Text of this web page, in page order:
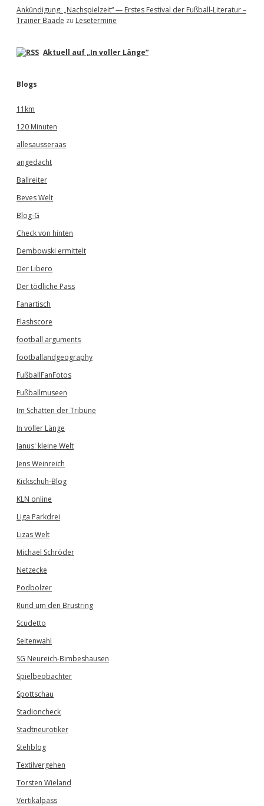
Ankündigung: „Nachspielzeit“ — Erstes Festival der Fußball-Literatur –
Trainer Baade zu Lesetermine
Aktuell auf „In voller Länge“
Blogs
11km
120 Minuten
allesausseraas
angedacht
Ballreiter
Beves Welt
Blog-G
Check von hinten
Dembowski ermittelt
Der Libero
Der tödliche Pass
Fanartisch
Flashscore
football arguments
footballandgeography
FußballFanFotos
Fußballmuseen
Im Schatten der Tribüne
In voller Länge
Janus' kleine Welt
Jens Weinreich
Kickschuh-Blog
KLN online
Liga Parkdrei
Lizas Welt
Michael Schröder
Netzecke
Podbolzer
Rund um den Brustring
Scudetto
Seitenwahl
SG Neureich-Bimbeshausen
Spielbeobachter
Spottschau
Stadioncheck
Stadtneurotiker
Stehblog
Textilvergehen
Torsten Wieland
Vertikalpass